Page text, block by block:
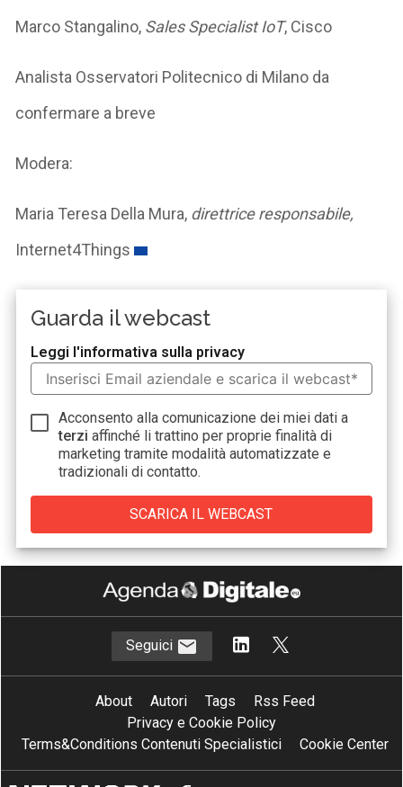
Marco Stangalino, Sales Specialist IoT, Cisco
Analista Osservatori Politecnico di Milano da
confermare a breve
Modera:
Maria Teresa Della Mura, direttrice responsabile,
Internet4Things
Guarda il webcast
Leggi l'informativa sulla privacy
Acconsento alla comunicazione dei miei dati a
terzi affinché li trattino per proprie finalità di
marketing tramite modalità automatizzate e
tradizionali di contatto.
Seguici
About Autori Tags
Rss Feed
Privacy e Cookie Policy
Terms&Conditions Contenuti Specialistici
Cookie Center